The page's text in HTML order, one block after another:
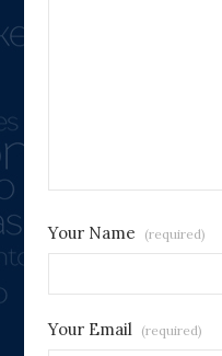
Your Name (required)
Your Email (required)